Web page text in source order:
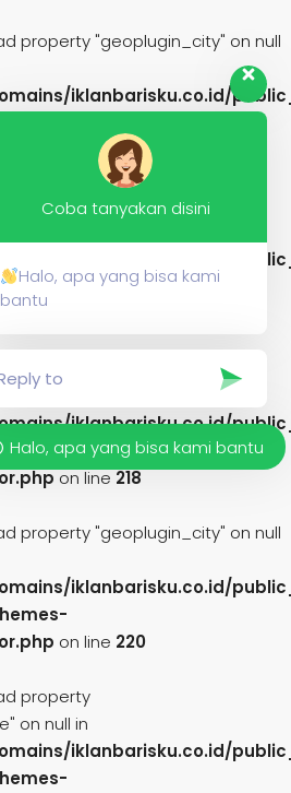
property "geoplugin_city" on null
iklanbarisku.co.id/
on line216
property
on null in
iklanbarisku.co.id/
property
null in
iklanbarisku.co.id/
on line 218
property "geoplugin_city" on null
iklanbarisku.co.id/
on line 220
property
on null in
iklanbarisku.co.id/
Coba tanyakan disini
Halo, apa yang bisa kami
bantu
Halo, apa yang bisa kami bantu